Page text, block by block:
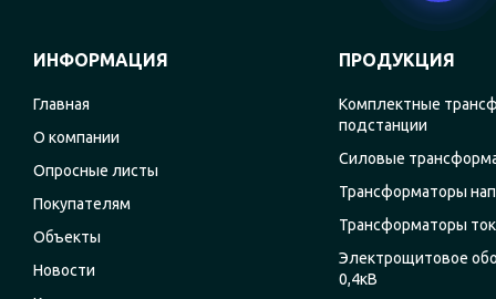
ИНФОРМАЦИЯ
Главная
О компании
Опросные листы
Покупателям
Объекты
Новости
ПРОДУКЦИЯ
Комплектные
подстанции
Силовые
Трансформаторы
Трансформаторы
Электрощитовое
0,4кВ